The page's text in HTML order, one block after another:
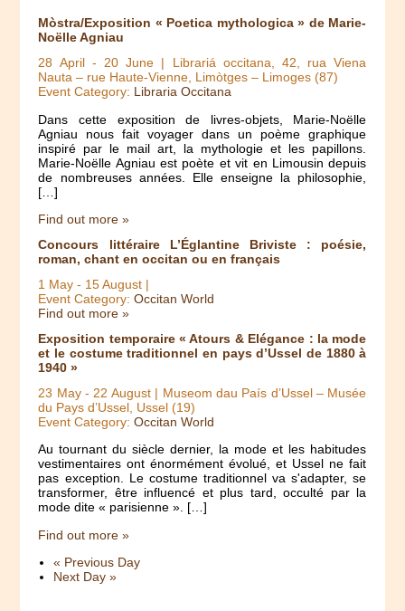
Mòstra/Exposition « Poetica mythologica » de Marie-
Noëlle Agniau
28 April- 20 June | Librariá occitana, 42, rua Viena
Nauta – rue Haute-Vienne, Limòtges – Limoges (87)
Event Category: Libraria Occitana
Dans cette exposition de livres-objets, Marie-Noëlle
Agniau nous fait voyager dans un poème graphique
inspiré par le mail art, la mythologie et les papillons.
Marie-Noëlle Agniau est poète et vit en Limousin depuis
de nombreuses années. Elle enseigne la philosophie,
[…]
Find out more »
Concours littéraire L’Églantine Briviste : poésie,
roman, chant en occitan ou en français
1 May - 15 August |
Event Category:Occitan World
Find out more »
Exposition temporaire « Atours & Elégance : la mode
et le costume traditionnel en pays d’Ussel de 1880 à
1940 »
23 May- 22 August| Museom dau País d’Ussel – Musée
du Pays d’Ussel, Ussel (19)
Event Category:Occitan World
Au tournant du siècle dernier, la mode et les habitudes
vestimentaires ont énormément évolué, et Ussel ne fait
pas exception. Le costume traditionnel va s'adapter, se
transformer, être influencé et plus tard, occulté par la
mode dite « parisienne ». […]
Find out more »
« Previous Day
Next Day»